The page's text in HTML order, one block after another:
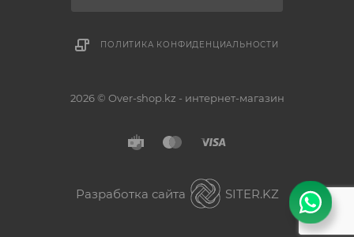
ПОЛИТИКА КОНФИДЕНЦИАЛЬНОСТИ
2026 © Over-shop.kz - интернет-магазин
Разработка сайта SITER.KZ